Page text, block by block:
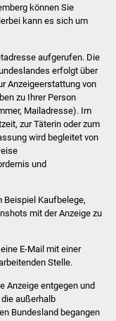
und
können Sie
kann es sich um
aufgerufen. Die
erfolgt über
Anzeigeerstattung von
zu Ihrer Person
Mailadresse). Im
zur Täterin oder zum
wird begleitet von
und
Beispiel Kaufbelege,
mit der Anzeige zu
E-Mail mit einer
Stelle.
Anzeige entgegen und
außerhalb
Bundesland begangen